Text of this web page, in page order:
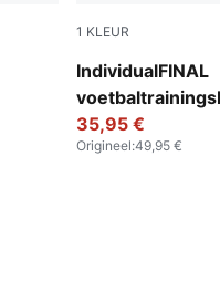
1 KLEUR
IndividualFINAL
PUMA Black-
35,95 €
Origineel:49,95 €